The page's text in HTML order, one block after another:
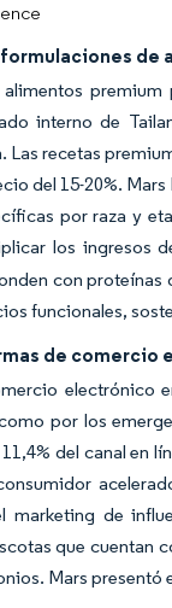
de
interno de
Las recetas
del 15-20%.
por raza y
los ingresos
con
funcionales,
de
electrónico
por los
del canal en
de
que cuentan
Mars presentó